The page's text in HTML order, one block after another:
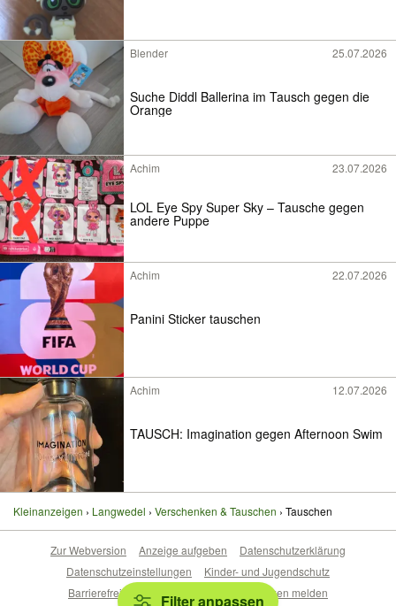
Blender 25.07.2026
Suche Diddl Ballerina im Tausch gegen die
Orange
Achim 23.07.2026
LOL Eye Spy Super Sky – Tausche gegen
andere Puppe
Achim 22.07.2026
Panini Sticker tauschen
Achim 12.07.2026
TAUSCH: Imagination gegen Afternoon Swim
Kleinanzeigen Langwedel Verschenken & Tauschen Tauschen
Filter anpassen
Zur Webversion Anzeige aufgeben
Datenschutzerklärung
Datenschutzeinstellungen
Kinder- und Jugendschutz
Barrierefreiheitserklärung
Sicherheitslücken melden